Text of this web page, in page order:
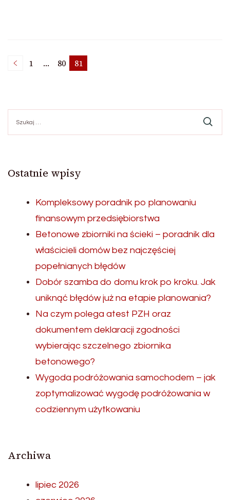
Stronicowanie
wpisów
Strona
1 … Strona
80 Strona
81
Ostatnie wpisy
Kompleksowy poradnik po planowaniu
finansowym przedsiębiorstwa
Betonowe zbiorniki na ścieki – poradnik dla
właścicieli domów bez najczęściej
popełnianych błędów
Dobór szamba do domu krok po kroku. Jak
uniknąć błędów już na etapie planowania?
Na czym polega atest PZH oraz
dokumentem deklaracji zgodności
wybierając szczelnego zbiornika
betonowego?
Wygoda podróżowania samochodem – jak
zoptymalizować wygodę podróżowania w
codziennym użytkowaniu
Archiwa
lipiec 2026